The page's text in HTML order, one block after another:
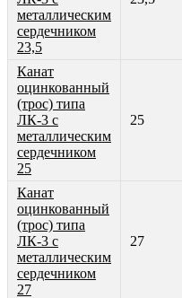
металлическим
сердечником
23,5
Канат
оцинкованный
(трос) типа
ЛК-3 с
металлическим
сердечником
25
25
Канат
оцинкованный
(трос) типа
ЛК-3 с
металлическим
сердечником
27
27